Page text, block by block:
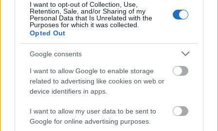
I want to opt-out of Collection, Use,
Retention, Sale, and/or Sharing of my
Personal Data that Is Unrelated with the
Purposes for which it was collected.
Opted Out
Google consents
I want to allow Google to enable storage
related to advertising like cookies on web or
device identifiers in apps.
I want to allow my user data to be sent to
Google for online advertising purposes.
ΑΣΕΠ: Εξ αποστάσεως η πιο Εύκολη
Πιστοποίηση Υπολογιστών σε 2
μέρες